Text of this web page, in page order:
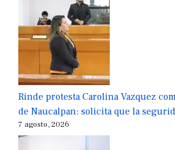
Rinde protesta Carolina Vazquez
de Naucalpan: solicita que la
7 agosto, 2026